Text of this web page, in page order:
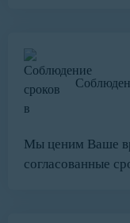
Мы ценим Ваше
согласованные